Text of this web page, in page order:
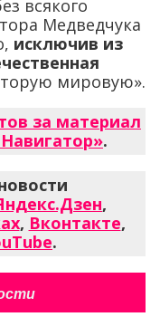
всякого
Медведчука
исключив из
мировую».
за материал
.
,
, Вконтакте,
.